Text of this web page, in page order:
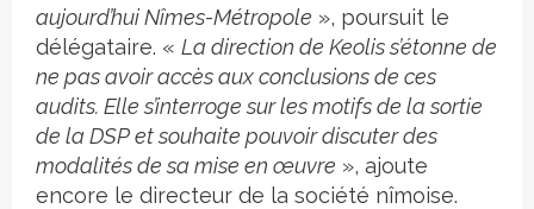
aujourd’hui Nîmes-Métropole », poursuit le
délégataire. « La direction de Keolis s’étonne de
ne pas avoir accès aux conclusions de ces
audits. Elle s’interroge sur les motifs de la sortie
de la DSP et souhaite pouvoir discuter des
modalités de sa mise en œuvre », ajoute
encore le directeur de la société nîmoise.